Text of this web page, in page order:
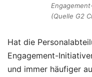
(Quelle G2
Hat die
Engagement-
und immer häufiger